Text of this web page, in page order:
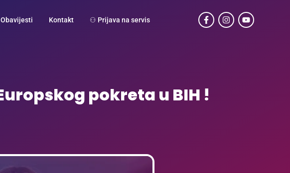
Obavijesti Kontakt ⚇ Prijava na servis
pokreta u BIH !